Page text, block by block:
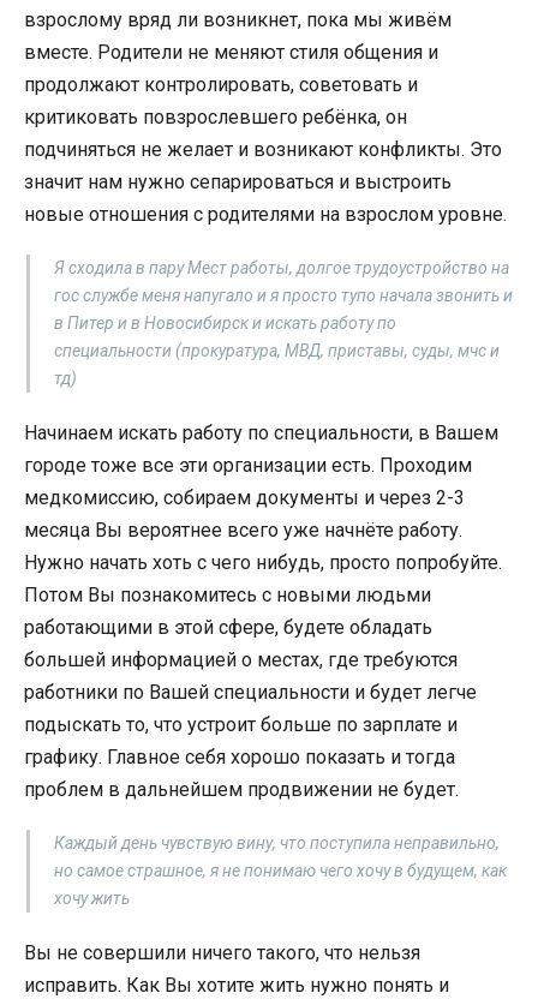
взрослому вряд ли возникнет, пока мы живём
вместе. Родители не меняют стиля общения и
продолжают контролировать, советовать и
критиковать повзрослевшего ребёнка, он
подчиняться не желает и возникают конфликты. Это
значит нам нужно сепарироваться и выстроить
новые отношения с родителями на взрослом уровне.
Я сходила в пару Мест работы, долгое трудоустройство на
гос службе меня напугало и я просто тупо начала звонить и
в Питер и в Новосибирск и искать работу по
специальности (прокуратура, МВД, приставы, суды, мчс и
тд)
Начинаем искать работу по специальности, в Вашем
городе тоже все эти организации есть. Проходим
медкомиссию, собираем документы и через 2-3
месяца Вы вероятнее всего уже начнёте работу.
Нужно начать хоть с чего нибудь, просто попробуйте.
Потом Вы познакомитесь с новыми людьми
работающими в этой сфере, будете обладать
большей информацией о местах, где требуются
работники по Вашей специальности и будет легче
подыскать то, что устроит больше по зарплате и
графику. Главное себя хорошо показать и тогда
проблем в дальнейшем продвижении не будет.
Каждый день чувствую вину, что поступила неправильно,
но самое страшное, я не понимаю чего хочу в будущем, как
хочу жить
Вы не совершили ничего такого, что нельзя
исправить. Как Вы хотите жить нужно понять и